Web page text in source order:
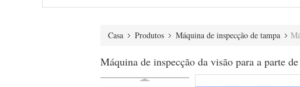
Casa Produtos Máquina de inspecção de tampa
Máquina de inspecção da visão para a parte